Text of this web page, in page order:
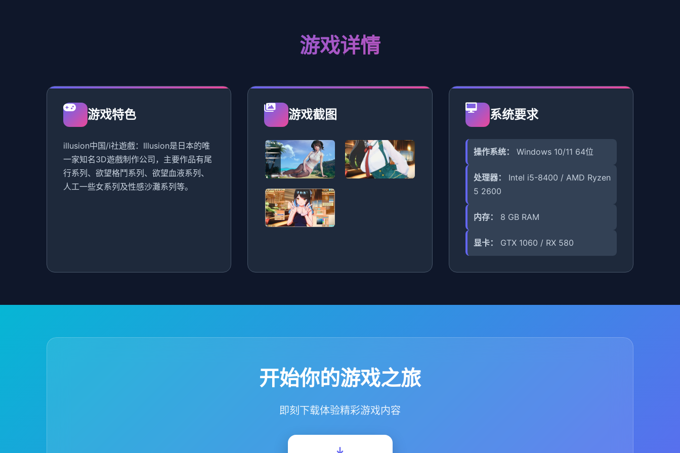
游戏详情
游戏特色
illusion中国/i社遊戲：Illusion是日本的唯
一家知名3D遊戲制作公司，主要作品有尾
行系列、欲望格鬥系列、欲望血液系列、
人工一些女系列及性感沙灘系列等。
游戏截图 系统要求
操作系统： Windows 10/11 64位
处理器：
Intel i5-8400 / AMD Ryzen
5 2600
内存： 8 GB RAM
显卡： GTX 1060 / RX 580
开始你的游戏之旅
即刻下载体验精彩游戏内容